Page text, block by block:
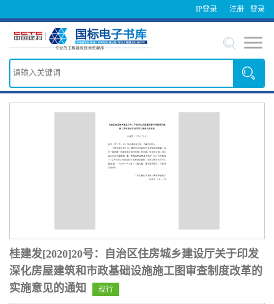
IP登录 登录
注册
桂建发[2020]20号：自治区住房城乡建设厅关于印发
深化房屋建筑和市政基础设施施工图审查制度改革的
实施意见的通知
现行